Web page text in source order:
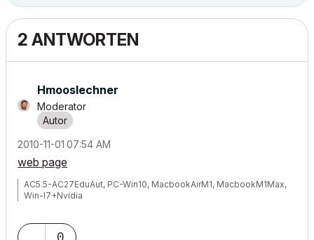
2 ANTWORTEN
Hmooslechner
Moderator
‎2010-11-01 07:54 AM
web page
AC5.5-AC27EduAut, PC-Win10, MacbookAirM1, MacbookM1Max,
Win-I7+Nvidia